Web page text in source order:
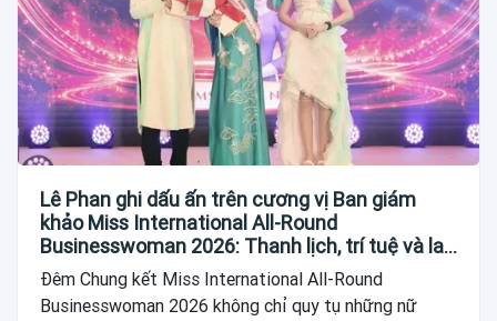
Lê Phan ghi dấu ấn trên cương vị Ban giám
khảo Miss International All-Round
Businesswoman 2026: Thanh lịch, trí tuệ và lan
tỏa giá trị của người phụ nữ hiện đại
Đêm Chung kết Miss International All-Round
Businesswoman 2026 không chỉ quy tụ những nữ